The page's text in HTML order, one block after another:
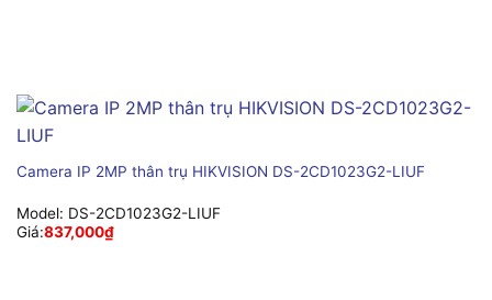
Camera IP 2MP thân trụ HIKVISION DS-2CD1023G2-LIUF
Model: DS-2CD1023G2-LIUF
Giá:837,000₫